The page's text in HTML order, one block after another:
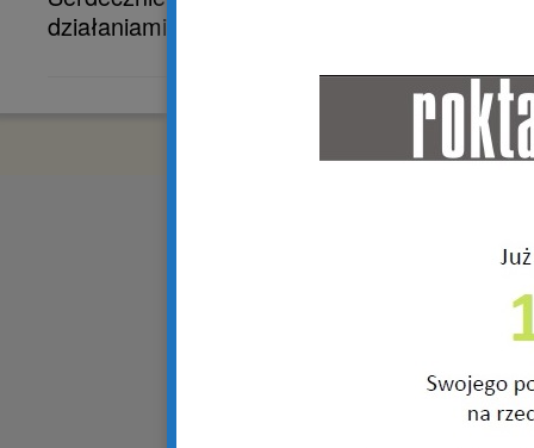
działaniami na kolejnych stronach
Copyright © 2018